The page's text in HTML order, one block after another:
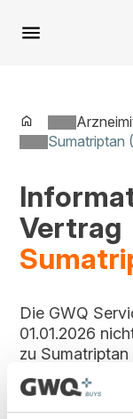
Spring
zu
Sumatriptan
Vertrag
Die GWQ
01.01.2026
zu